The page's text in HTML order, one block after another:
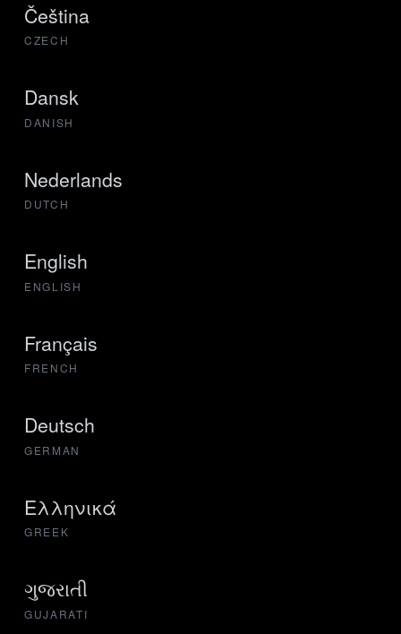
Čeština
CZECH
Dansk
DANISH
Nederlands
DUTCH
English
ENGLISH
Français
FRENCH
Deutsch
GERMAN
Ελληνικά
GREEK
ગુજરાતી
GUJARATI